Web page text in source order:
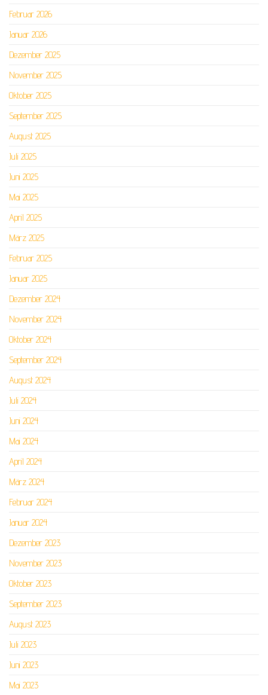
Februar 2026
Januar 2026
Dezember 2025
November 2025
Oktober 2025
September 2025
August 2025
Juli 2025
Juni 2025
Mai 2025
April 2025
März 2025
Februar 2025
Januar 2025
Dezember 2024
November 2024
Oktober 2024
September 2024
August 2024
Juli 2024
Juni 2024
Mai 2024
April 2024
März 2024
Februar 2024
Januar 2024
Dezember 2023
November 2023
Oktober 2023
September 2023
August 2023
Juli 2023
Juni 2023
Mai 2023